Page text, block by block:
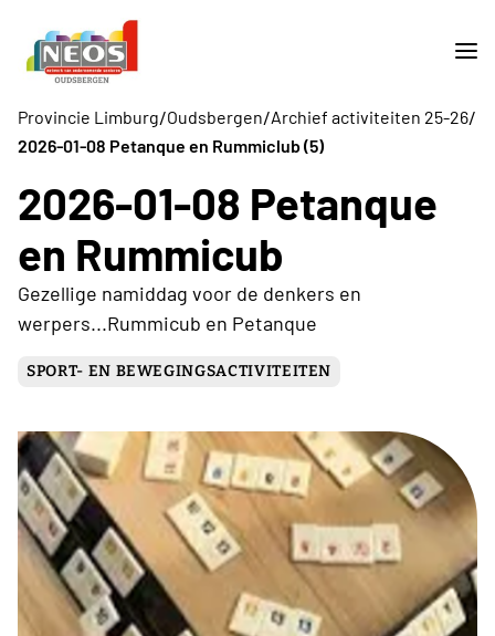
Provincie Limburg/Oudsbergen/Archief activiteiten 25-26/
2026-01-08 Petanque en Rummiclub (5)
2026-01-08 Petanque
en Rummicub
Gezellige namiddag voor de denkers en
werpers...Rummicub en Petanque
SPORT- EN BEWEGINGSACTIVITEITEN